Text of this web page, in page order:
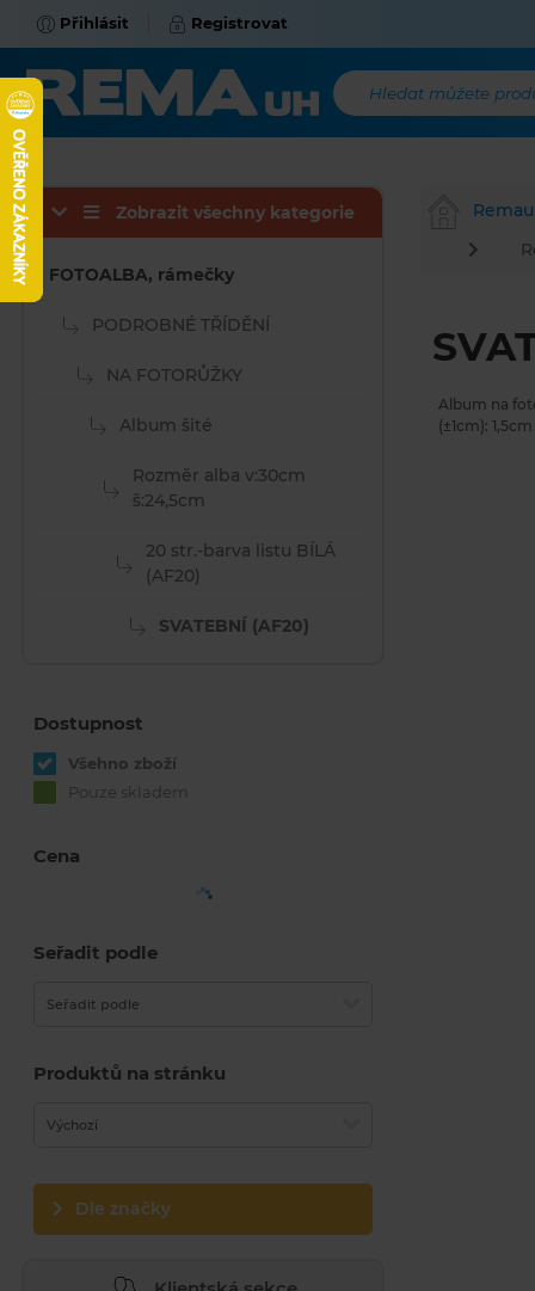
Přihlásit Registrovat
Hledat můžete
Album na
(±1cm): 1,5cm
Zobrazit všechny kategorie
FOTOALBA, rámečky
PODROBNÉ TŘÍDĚNÍ
NA FOTORŮŽKY
Album šité
Rozměr alba v:30cm
š:24,5cm
20 str.-barva listu BÍLÁ
(AF20)
SVATEBNÍ (AF20)
Dostupnost
Všehno zboží
Pouze skladem
Cena
Seřadit podle
Seřadit podle
Produktů na stránku
Výchozí
Dle značky